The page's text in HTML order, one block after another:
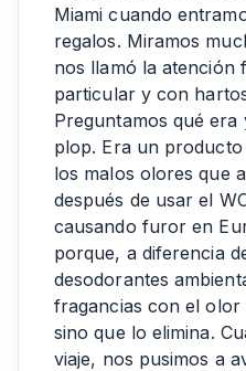
Miami cuando
regalos. Miramos
nos llamó la atención
particular y con
Preguntamos qué era
plop. Era un
los malos olores que
después de usar el
causando furor en
porque, a diferencia
desodorantes
fragancias con el olor
sino que lo elimina.
viaje, nos pusimos a